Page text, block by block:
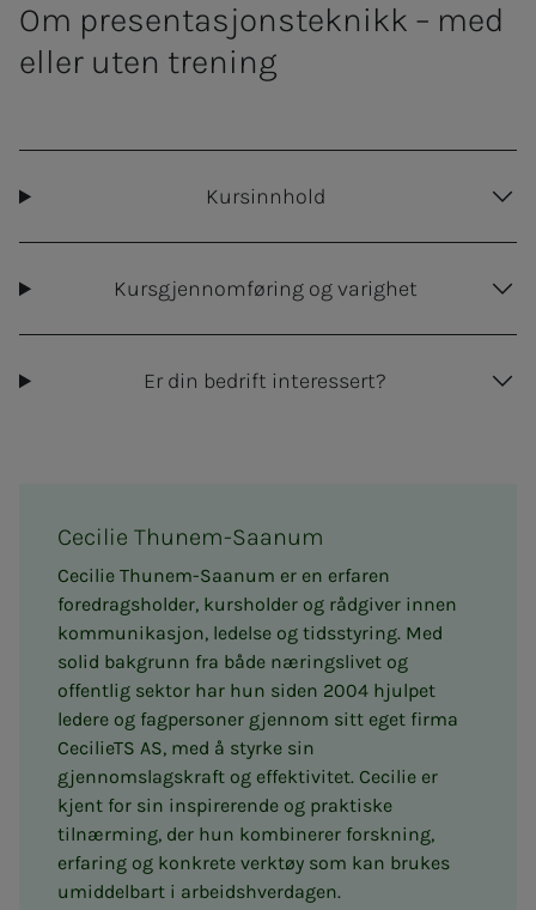
Om presentasjonsteknikk – med
eller uten trening
Kursinnhold
Kursgjennomføring og varighet
Er din bedrift interessert?
Cecilie Thunem-Saanum
Cecilie Thunem-Saanum er en erfaren
foredragsholder, kursholder og rådgiver innen
kommunikasjon, ledelse og tidsstyring. Med
solid bakgrunn fra både næringslivet og
offentlig sektor har hun siden 2004 hjulpet
ledere og fagpersoner gjennom sitt eget firma
CecilieTS AS, med å styrke sin
gjennomslagskraft og effektivitet. Cecilie er
kjent for sin inspirerende og praktiske
tilnærming, der hun kombinerer forskning,
erfaring og konkrete verktøy som kan brukes
umiddelbart i arbeidshverdagen.